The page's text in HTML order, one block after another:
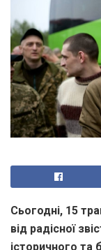
Сьогодні, 15
від радісної
історичного